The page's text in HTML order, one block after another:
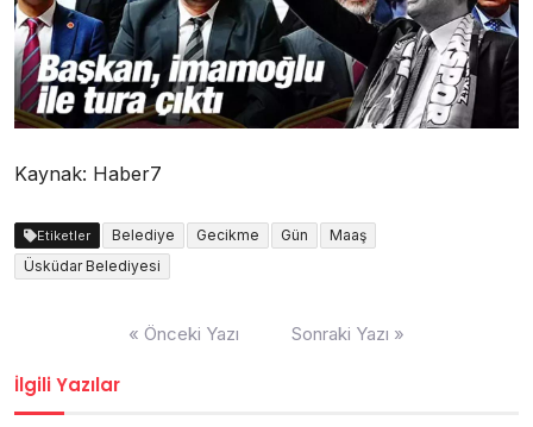
Kaynak: Haber7
Etiketler Belediye Gecikme Gün
Maaş
Üsküdar Belediyesi
« Önceki Yazı Sonraki Yazı »
İlgili Yazılar